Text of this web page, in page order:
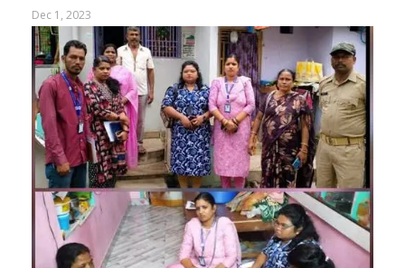
Dec 1, 2023